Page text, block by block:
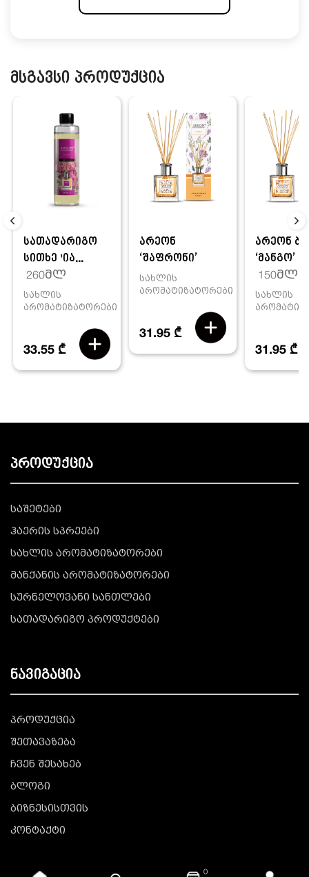
0
მსგავსი პროდუქცია
სათადარიგო
სითხე 'ია...
260მლ
სახლის
არომატიზატორები
33.55 ₾
არეონ
‘შაფრონი’
სახლის
არომატიზატორები
31.95 ₾
არეონ
‘მანგო’
150მლ
სახლის
31.95 ₾
პროდუქცია
საშეტები
ჰაერის სპრეები
სახლის არომატიზატორები
მანქანის არომატიზატორები
სურნელოვანი სანთლები
სათადარიგო პროდუქტები
ნავიგაცია
პროდუქცია
შეთავაზება
ჩვენ შესახებ
ბლოგი
ბიზნესისთვის
კონტაქტი